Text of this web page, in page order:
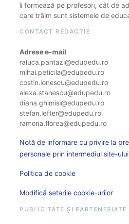
îi formează pe profesori, cât de
care trăim sunt sistemele de
CONTACT REDACȚIE
Adrese e-mail
raluca.pantazi@edupedu.ro
mihai.peticila@edupedu.ro
costin.ionescu@edupedu.ro
alexa.stanescu@edupedu.ro
diana.ghimisi@edupedu.ro
stefan.lefter@edupedu.ro
ramona.florea@edupedu.ro
Notă de informare cu privire la
personale prin intermediul site-ului
Politica de cookie
Modifică setarile cookie-urilor
PUBLICITATE ȘI PARTENERIATE